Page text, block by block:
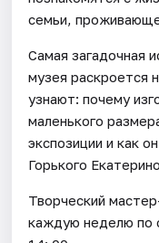
семьи,
Самая загадочная
музея раскроется
узнают: почему
маленького
экспозиции и как
Горького
Творческий
каждую неделю по